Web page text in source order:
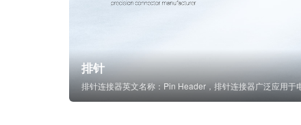
排针
排针连接器英文名称：Pin Header，排针连接器广泛应用于